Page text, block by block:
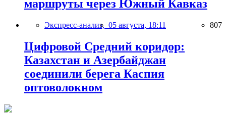
маршруты через Южный Кавказ
Экспресс-анализ, 05 августа, 18:11 807
Цифровой Средний коридор:
Казахстан и Азербайджан
соединили берега Каспия
оптоволокном